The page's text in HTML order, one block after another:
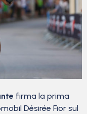
firma la prima
Désirée Fior sul